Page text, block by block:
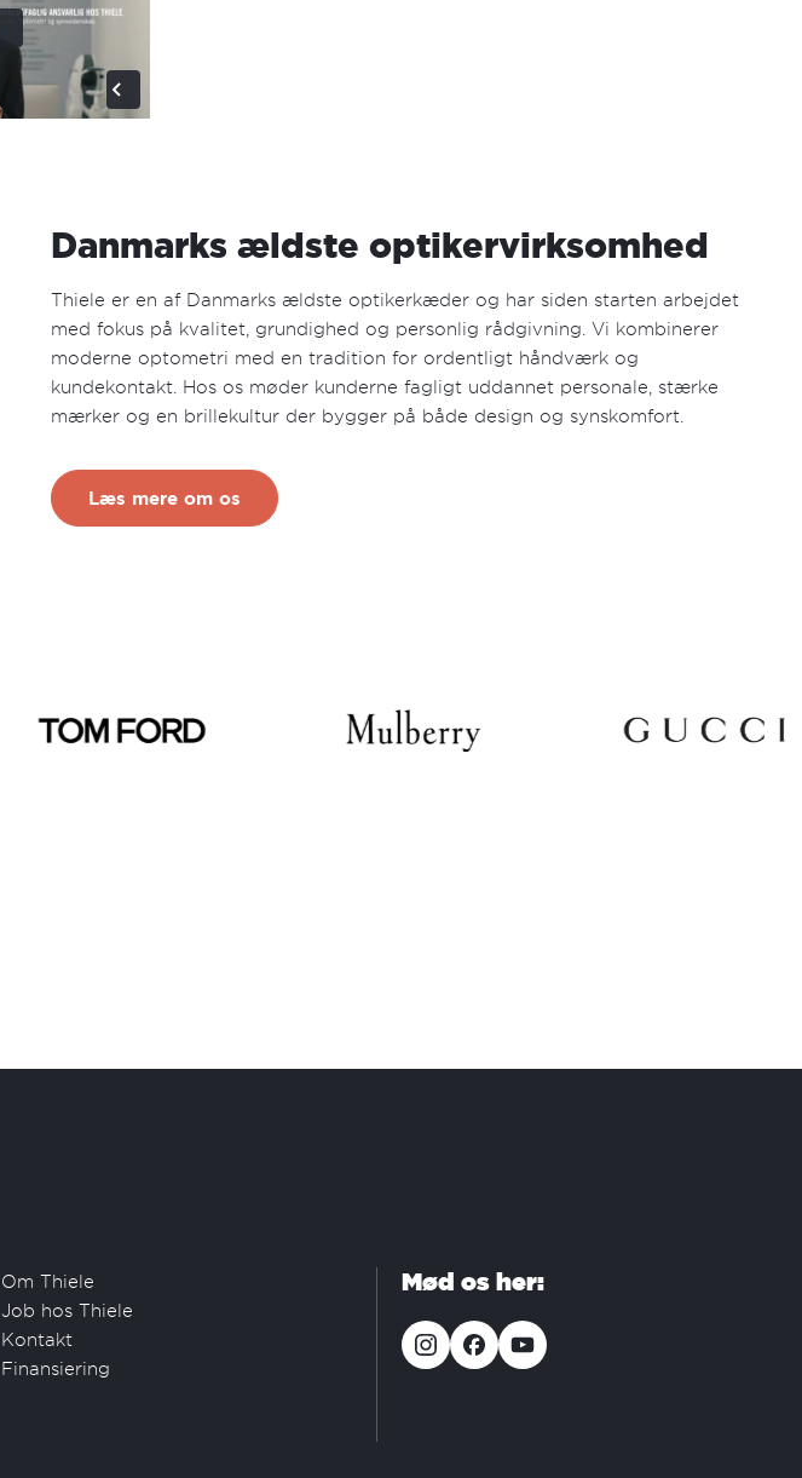
Danmarks ældste optikervirksomhed
Thiele er en af Danmarks ældste optikerkæder og har siden starten arbejdet
med fokus på kvalitet, grundighed og personlig rådgivning. Vi kombinerer
moderne optometri med en tradition for ordentligt håndværk og
kundekontakt. Hos os møder kunderne fagligt uddannet personale, stærke
mærker og en brillekultur der bygger på både design og synskomfort.
Læs mere om os
Om Thiele
Job hos Thiele
Kontakt
Finansiering
Mød os her: